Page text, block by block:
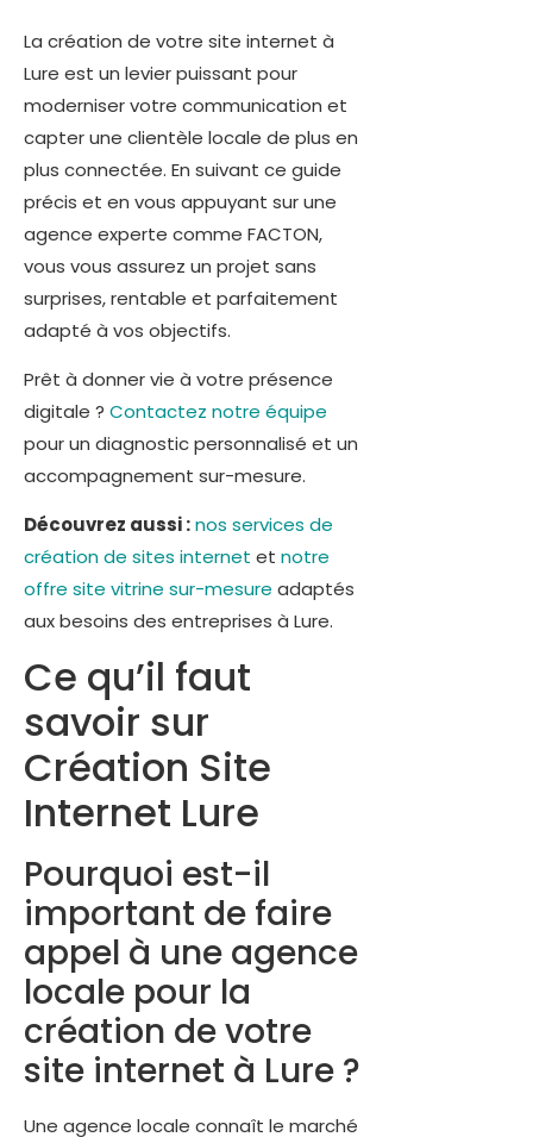
La création de votre site internet à
Lure est un levier puissant pour
moderniser votre communication et
capter une clientèle locale de plus en
plus connectée. En suivant ce guide
précis et en vous appuyant sur une
agence experte comme FACTON,
vous vous assurez un projet sans
surprises, rentable et parfaitement
adapté à vos objectifs.
Prêt à donner vie à votre présence
digitale ? Contactez notre équipe
pour un diagnostic personnalisé et un
accompagnement sur-mesure.
Découvrez aussi :nos services de
création de sites internet et notre
offre site vitrine sur-mesure adaptés
aux besoins des entreprises à Lure.
Ce qu’il faut
savoir sur
Création Site
Internet Lure
Pourquoi est-il
important de faire
appel à une agence
locale pour la
création de votre
site internet à Lure ?
Une agence locale connaît le marché